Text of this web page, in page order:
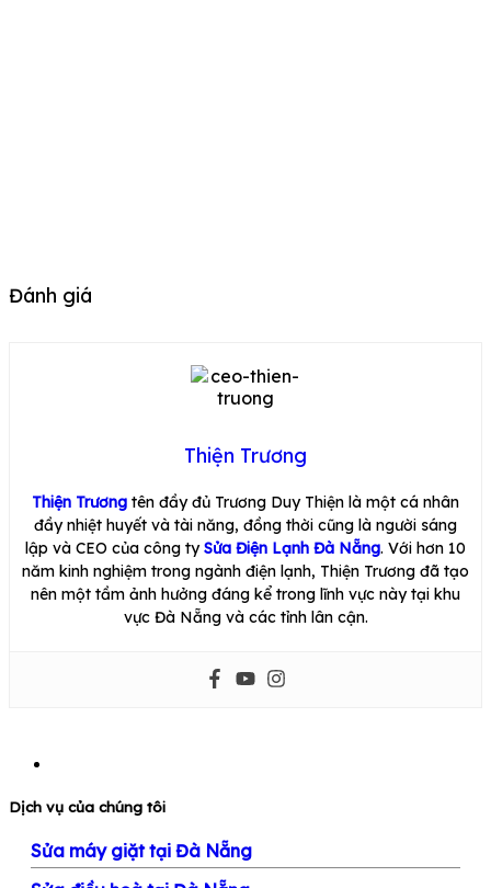
Đánh giá
Thiện Trương
Thiện Trương tên đầy đủ Trương Duy Thiện là một cá nhân
đầy nhiệt huyết và tài năng, đồng thời cũng là người sáng
lập và CEO của công tySửa Điện Lạnh Đà Nẵng. Với hơn 10
năm kinh nghiệm trong ngành điện lạnh, Thiện Trương đã tạo
nên một tầm ảnh hưởng đáng kể trong lĩnh vực này tại khu
vực Đà Nẵng và các tỉnh lân cận.
Dịch vụ của chúng tôi
Sửa máy giặt tại Đà Nẵng